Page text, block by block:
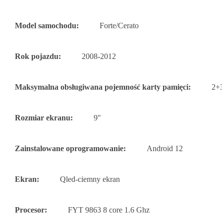
Model samochodu: Forte/Cerato
Rok pojazdu: 2008-2012
Maksymalna obsługiwana pojemność karty pamięci:
Rozmiar ekranu: 9"
Zainstalowane oprogramowanie: Android 12
Ekran: Qled-ciemny ekran
Procesor: FYT 9863 8 core 1.6 Ghz